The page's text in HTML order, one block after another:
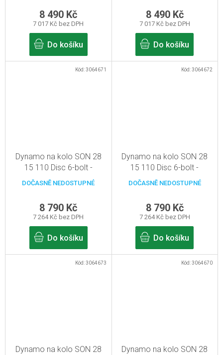
7 017 Kč bez DPH
8 490 Kč
Do košíku
7 017 Kč bez DPH
8 490 Kč
Do košíku
Dynamo na kolo SON 28
15 110 Disc 6-bolt -
červená - 32d, pevná osa
DOČASNĚ NEDOSTUPNÉ
7 264 Kč bez DPH
8 790 Kč
Do košíku
Kód:3064671
Dynamo na kolo SON 28
15 110 Disc 6-bolt -
červená - 36d, pevná osa
DOČASNĚ NEDOSTUPNÉ
7 264 Kč bez DPH
8 790 Kč
Do košíku
Kód:3064672
Dynamo na kolo SON 28
Kód:3064673
Dynamo na kolo SON 28
Kód:3064670